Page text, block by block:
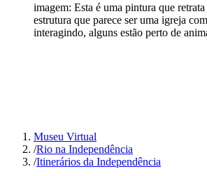
imagem: Esta é uma pintura que
estrutura que parece ser uma igreja
interagindo, alguns estão perto de
Museu Virtual
/Rio na Independência
/Itinerários da Independência